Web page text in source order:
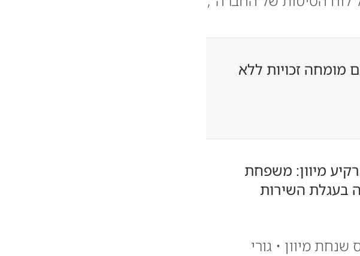
מומחה זכויות ללא
מיוון: משפחת
בעגלת השירות
מיוון • גורי